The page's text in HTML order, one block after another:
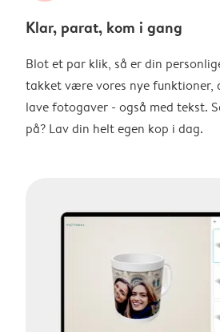
Klar, parat, kom i gang
Blot et par klik, så er din
takket være vores nye funktioner,
lave fotogaver - også med tekst.
på? Lav din helt egen kop i dag.